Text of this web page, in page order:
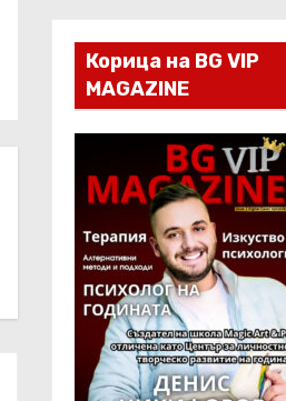
Корица на BG VIP
MAGAZINE